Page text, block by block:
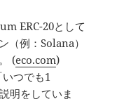
ERC-20として
（例：Solana）
(eco.com)
つでも1
明をしていま